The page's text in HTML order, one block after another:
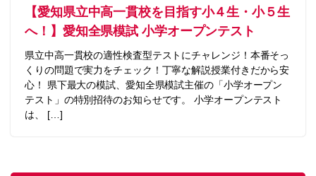
【愛知県立中高一貫校を目指す小４生・小５生
へ！】愛知全県模試 小学オープンテスト
県立中高一貫校の適性検査型テストにチャレンジ！本番そっ
くりの問題で実力をチェック！丁寧な解説授業付きだから安
心！ 県下最大の模試、愛知全県模試主催の「小学オープン
テスト」の特別招待のお知らせです。 小学オープンテスト
は、 […]